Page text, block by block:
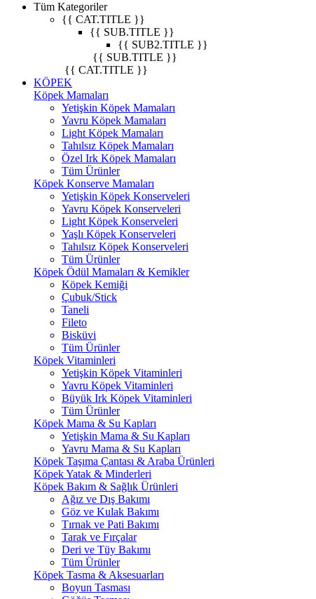
Tüm Kategoriler
{{ CAT.TITLE }}
{{ SUB.TITLE }}
{{ SUB2.TITLE }}
{{ SUB.TITLE }}
{{ CAT.TITLE }}
KÖPEK
Köpek Mamaları
Yetişkin Köpek Mamaları
Yavru Köpek Mamaları
Light Köpek Mamaları
Tahılsız Köpek Mamaları
Özel Irk Köpek Mamaları
Tüm Ürünler
Köpek Konserve Mamaları
Yetişkin Köpek Konserveleri
Yavru Köpek Konserveleri
Light Köpek Konserveleri
Yaşlı Köpek Konserveleri
Tahılsız Köpek Konserveleri
Tüm Ürünler
Köpek Ödül Mamaları & Kemikler
Köpek Kemiği
Çubuk/Stick
Taneli
Fileto
Bisküvi
Tüm Ürünler
Köpek Vitaminleri
Yetişkin Köpek Vitaminleri
Yavru Köpek Vitaminleri
Büyük Irk Köpek Vitaminleri
Tüm Ürünler
Köpek Mama & Su Kapları
Yetişkin Mama & Su Kapları
Yavru Mama & Su Kapları
Köpek Taşıma Çantası & Araba Ürünleri
Köpek Yatak & Minderleri
Köpek Bakım & Sağlık Ürünleri
Ağız ve Dış Bakımı
Göz ve Kulak Bakımı
Tırnak ve Pati Bakımı
Tarak ve Fırçalar
Deri ve Tüy Bakımı
Tüm Ürünler
Köpek Tasma & Aksesuarları
Boyun Tasması